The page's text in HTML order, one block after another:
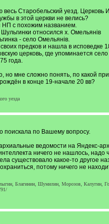
весь Старобельский уезд. Церковь
в этой церкви не велись?
с похожим названием.
относился х. Омельянiв
- село Омельянiв.
предков и нашла в исповедке
церковь, где упоминается
года.
но мне сложно понять, по какой
в конце 19-начале 20 вв?
уезда
поискала по Вашему вопросу.
ведомости на Яндекс-
ничего не нашлось,
существовало какое-то другое
потому ничего не
Благинин, Шумилин, Морозов, Калугин,